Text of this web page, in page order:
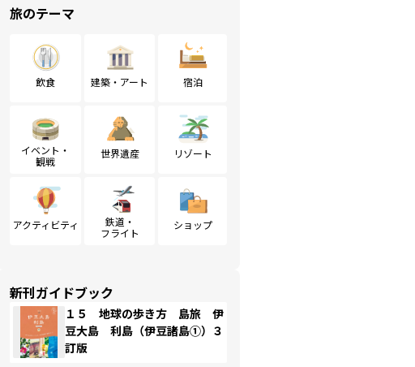
旅のテーマ
飲食 建築・アート 宿泊
イベント・
観戦
世界遺産 リゾート
アクティビティ
鉄道・
フライト
ショップ
新刊ガイドブック
１５ 地球の歩き方 島旅 伊
豆大島 利島（伊豆諸島①）３
訂版